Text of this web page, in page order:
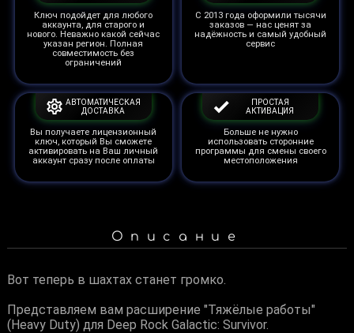
Ключ подойдет для любого
аккаунта, для старого и
нового. Неважно какой сейчас
указан регион. Полная
совместимость без
ограничений
С 2013 года оформили тысячи
заказов — нас ценят за
надёжность и самый удобный
сервис
АВТОМАТИЧЕСКАЯ
ДОСТАВКА
Вы получаете лицензионный
ключ, который Вы сможете
активировать на Ваш личный
аккаунт сразу после оплаты
ПРОСТАЯ
АКТИВАЦИЯ
Больше не нужно
использовать сторонние
программы для смены своего
местоположения
Описание
Вот теперь в шахтах станет громко.
Представляем вам расширение "Тяжёлые работы"
(Heavy Duty) для Deep Rock Galactic: Survivor.